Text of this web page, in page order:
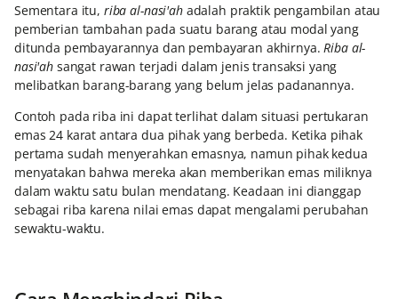
Sementara itu, riba al-nasi'ahadalah praktik pengambilan atau
pemberian tambahan pada suatu barang atau modal yang
ditunda pembayarannya dan pembayaran akhirnya. Riba al-
nasi'ah sangat rawan terjadi dalam jenis transaksi yang
melibatkan barang-barang yang belum jelas padanannya.
Contoh pada riba ini dapat terlihat dalam situasi pertukaran
emas 24 karat antara dua pihak yang berbeda. Ketika pihak
pertama sudah menyerahkan emasnya, namun pihak kedua
menyatakan bahwa mereka akan memberikan emas miliknya
dalam waktu satu bulan mendatang. Keadaan ini dianggap
sebagai riba karena nilai emas dapat mengalami perubahan
sewaktu-waktu.